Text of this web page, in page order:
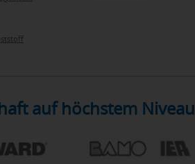
auf höchstem Niveau